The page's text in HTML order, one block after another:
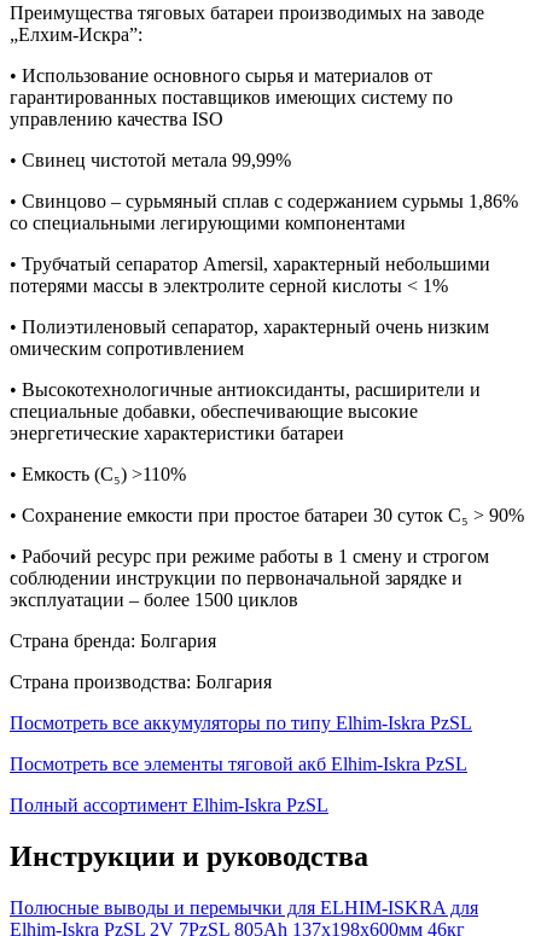
Преимущества тяговых батареи производимых на заводе
„Елхим-Искра”:
• Использование основного сырья и материалов от
гарантированных поставщиков имеющих систему по
управлению качества ISO
• Свинец чистотой метала 99,99%
• Свинцово – сурьмяный сплав с содержанием сурьмы 1,86%
со специальными легирующими компонентами
• Трубчатый сепаратор Amersil, характерный небольшими
потерями массы в электролите серной кислоты < 1%
• Полиэтиленовый сепаратор, характерный очень низким
омическим сопротивлением
• Высокотехнологичные антиоксиданты, расширители и
специальные добавки, обеспечивающие высокие
энергетические характеристики батареи
• Емкость (C₅) >110%
• Сохранение емкости при простое батареи 30 суток С₅ > 90%
• Рабочий ресурс при режиме работы в 1 смену и строгом
соблюдении инструкции по первоначальной зарядке и
эксплуатации – более 1500 циклов
Страна бренда: Болгария
Страна производства: Болгария
Посмотреть все аккумуляторы по типу Elhim-Iskra PzSL
Посмотреть все элементы тяговой акб Elhim-Iskra PzSL
Полный ассортимент Elhim-Iskra PzSL
Инструкции и руководства
Полюсные выводы и перемычки для ELHIM-ISKRA для
Elhim-Iskra PzSL 2V 7PzSL 805Ah 137x198x600мм 46кг